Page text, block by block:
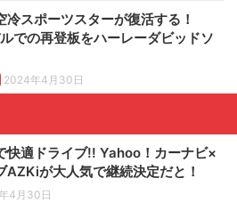
冷スポーツスターが復活する！
での再登板をハーレーダビッドソ
2024年4月30日
快適ドライブ!! Yahoo！カーナビ×
AZKiが大人気で継続決定だと！
4月30日